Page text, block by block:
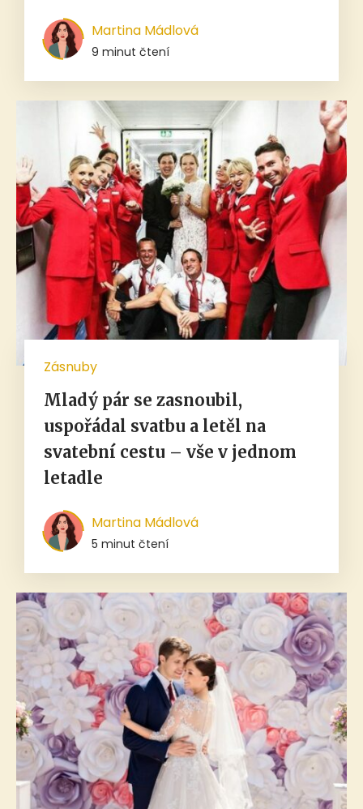
Martina Mádlová
9 minut čtení
Zásnuby
Mladý pár se zasnoubil,
uspořádal svatbu a letěl na
svatební cestu – vše v jednom
letadle
Martina Mádlová
5 minut čtení